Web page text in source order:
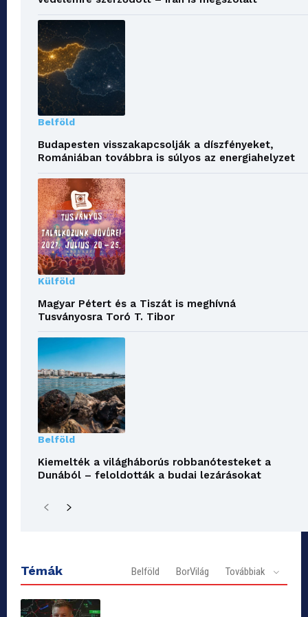
Belföld
Budapesten visszakapcsolják a díszfényeket,
Romániában továbbra is súlyos az energiahelyzet
Külföld
Magyar Pétert és a Tiszát is meghívná
Tusványosra Toró T. Tibor
Belföld
Kiemelték a világháborús robbanótesteket a
Dunából – feloldották a budai lezárásokat
Témák Belföld BorVilág Továbbiak